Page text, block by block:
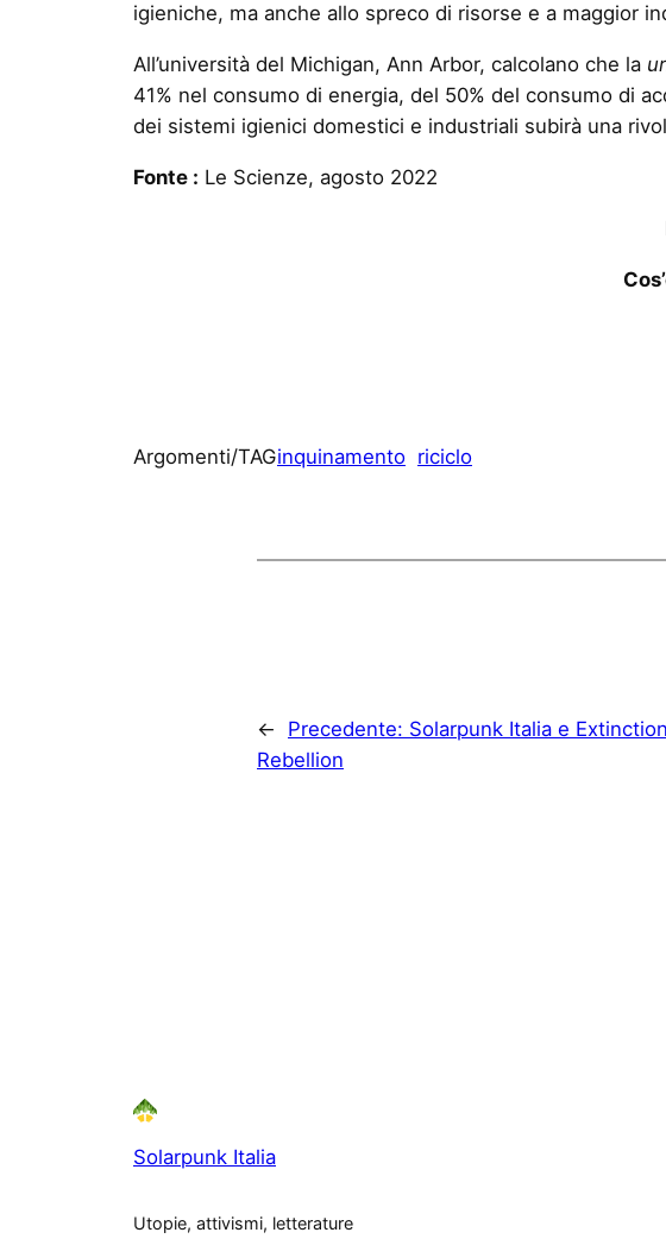
igieniche, ma anche allo spreco di risorse e a maggior
All’università del Michigan, Ann Arbor, calcolano che la
41% nel consumo di energia, del 50% del consumo di
dei sistemi igienici domestici e industriali subirà una
Fonte : Le Scienze, agosto 2022
Argomenti/TAGinquinamento riciclo
← Precedente: Solarpunk Italia e Extinction
Rebellion
Solarpunk Italia
Utopie, attivismi, letterature